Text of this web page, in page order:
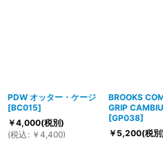
PDW オッター・ケージ
[BC015]
￥4,000(税別)
(税込 : ￥ 4,400)
BROOKS
GRIP
[GP038]
￥5,200(税